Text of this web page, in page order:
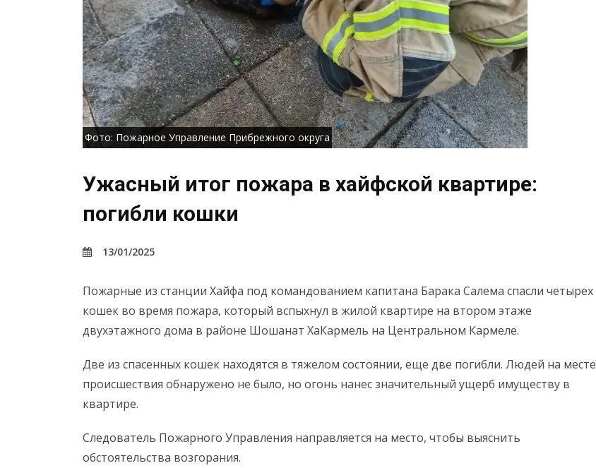
Фото: Пожарное Управление Прибрежного округа
Ужасный итог пожара в хайфской квартире:
погибли кошки
13/01/2025
Пожарные из станции Хайфа под командованием капитана Барака Салема спасли четырех
кошек во время пожара, который вспыхнул в жилой квартире на втором этаже
двухэтажного дома в районе Шошанат ХаКармель на Центральном Кармеле.
Две из спасенных кошек находятся в тяжелом состоянии, еще две погибли. Людей на месте
происшествия обнаружено не было, но огонь нанес значительный ущерб имуществу в
квартире.
Следователь Пожарного Управления направляется на место, чтобы выяснить
обстоятельства возгорания.